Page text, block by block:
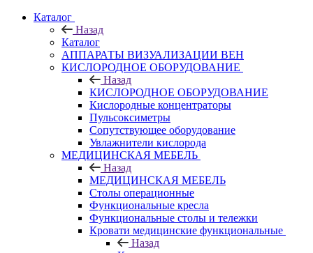
Каталог
Назад
Каталог
АППАРАТЫ ВИЗУАЛИЗАЦИИ ВЕН
КИСЛОРОДНОЕ ОБОРУДОВАНИЕ
Назад
КИСЛОРОДНОЕ ОБОРУДОВАНИЕ
Кислородные концентраторы
Пульсоксиметры
Сопутствующее оборудование
Увлажнители кислорода
МЕДИЦИНСКАЯ МЕБЕЛЬ
Назад
МЕДИЦИНСКАЯ МЕБЕЛЬ
Столы операционные
Функциональные кресла
Функциональные столы и тележки
Кровати медицинские функциональные
Назад